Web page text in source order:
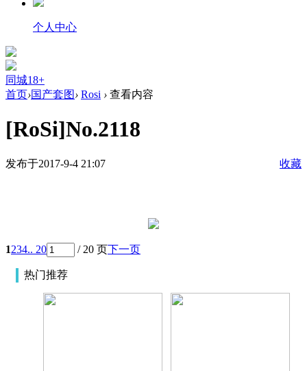
个人中心
同城18+
首页›国产套图› Rosi › 查看内容
[RoSi]No.2118
发布于2017-9-4 21:07 收藏
1234.. 20 / 20 页下一页
热门推荐